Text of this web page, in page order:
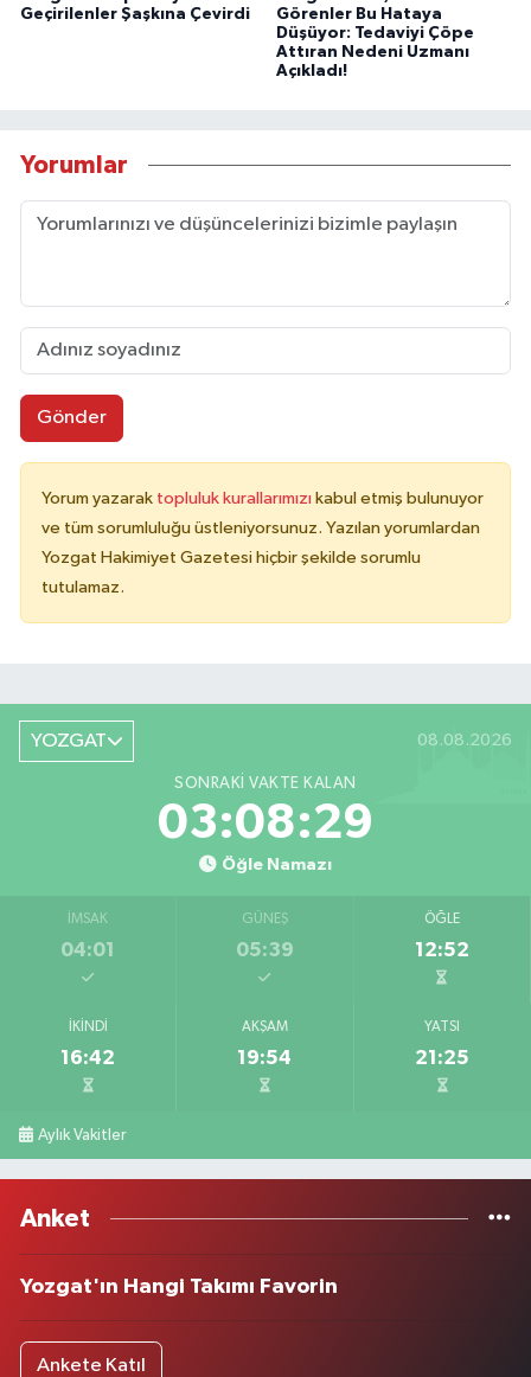
Geçirilenler Şaşkına Çevirdi
Görenler Bu Hataya
Düşüyor: Tedaviyi Çöpe
Attıran Nedeni Uzmanı
Açıkladı!
Yorumlar
Gönder
Yorum yazarak topluluk kurallarımızı kabul etmiş bulunuyor
ve tüm sorumluluğu üstleniyorsunuz. Yazılan yorumlardan
Yozgat Hakimiyet Gazetesi hiçbir şekilde sorumlu
tutulamaz.
YOZGAT 08.08.2026
SONRAKI VAKTE KALAN
03:08:29
Öğle Namazı
İMSAK
04:01
GÜNEŞ
05:39
ÖĞLE
12:52
İKINDI
16:42
AKŞAM
19:54
YATSI
21:25
Aylık Vakitler
Anket
Yozgat'ın Hangi Takımı Favorin
Ankete Katıl